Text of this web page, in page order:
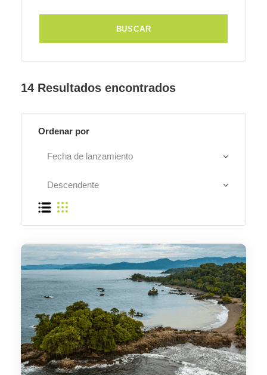
14 Resultados encontrados
Ordenar por